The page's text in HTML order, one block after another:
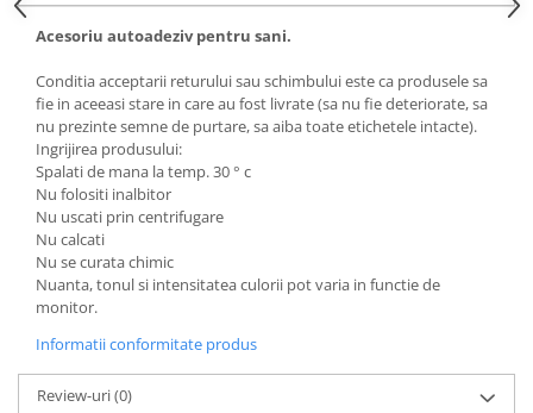
Acesoriu autoadeziv pentru sani.
Conditia acceptarii returului sau schimbului este ca produsele sa
fie in aceeasi stare in care au fost livrate (sa nu fie deteriorate, sa
nu prezinte semne de purtare, sa aiba toate etichetele intacte).
Ingrijirea produsului:
Spalati de mana la temp. 30 ° c
Nu folositi inalbitor
Nu uscati prin centrifugare
Nu calcati
Nu se curata chimic
Nuanta, tonul si intensitatea culorii pot varia in functie de
monitor.
Informatii conformitate produs
Review-uri(0)